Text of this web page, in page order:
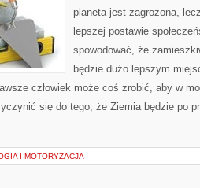
planeta jest zagrożona,
lepszej postawie
spowodować, że
będzie dużo lepszym
człowiek może coś zrobić, aby w
się do tego, że Ziemia będzie po
I MOTORYZACJA